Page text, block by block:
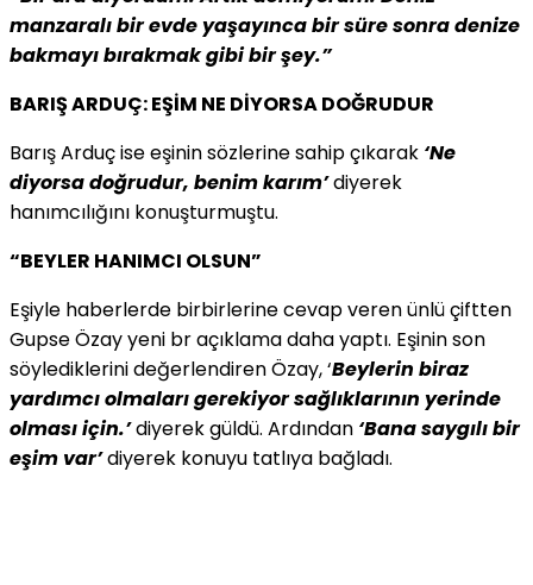
manzaralı bir evde yaşayınca bir süre sonra denize
bakmayı bırakmak gibi bir şey.”
BARIŞ ARDUÇ: EŞİM NE DİYORSA DOĞRUDUR
Barış Arduç ise eşinin sözlerine sahip çıkarak ‘Ne
diyorsa doğrudur, benim karım’diyerek
hanımcılığını konuşturmuştu.
“BEYLER HANIMCI OLSUN”
Eşiyle haberlerde birbirlerine cevap veren ünlü çiftten
Gupse Özay yeni br açıklama daha yaptı. Eşinin son
söylediklerini değerlendiren Özay, ‘Beylerin biraz
yardımcı olmaları gerekiyor sağlıklarının yerinde
olması için.’diyerek güldü. Ardından ‘Bana saygılı bir
eşim var’diyerek konuyu tatlıya bağladı.